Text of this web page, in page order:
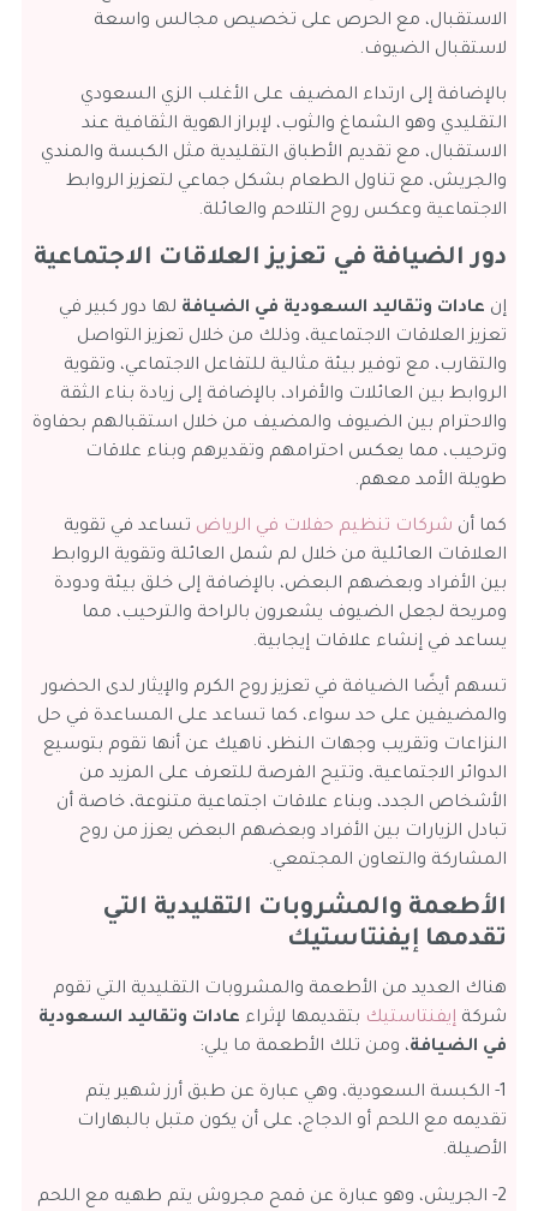
الاستقبال، مع الحرص على تخصيص مجالس واسعة
لاستقبال الضيوف.
بالإضافة إلى ارتداء المضيف على الأغلب الزي السعودي
التقليدي وهو الشماغ والثوب، لإبراز الهوية الثقافية عند
الاستقبال، مع تقديم الأطباق التقليدية مثل الكبسة والمندي
والجريش، مع تناول الطعام بشكل جماعي لتعزيز الروابط
الاجتماعية وعكس روح التلاحم والعائلة.
دور الضيافة في تعزيز العلاقات الاجتماعية
إنعادات وتقاليد السعودية في الضيافةلها دور كبير في
تعزيز العلاقات الاجتماعية، وذلك من خلال تعزيز التواصل
والتقارب، مع توفير بيئة مثالية للتفاعل الاجتماعي، وتقوية
الروابط بين العائلات والأفراد، بالإضافة إلى زيادة بناء الثقة
والاحترام بين الضيوف والمضيف من خلال استقبالهم بحفاوة
وترحيب، مما يعكس احترامهم وتقديرهم وبناء علاقات
طويلة الأمد معهم.
كما أنشركات تنظيم حفلات في الرياضتساعد في تقوية
العلاقات العائلية من خلال لم شمل العائلة وتقوية الروابط
بين الأفراد وبعضهم البعض، بالإضافة إلى خلق بيئة ودودة
ومريحة لجعل الضيوف يشعرون بالراحة والترحيب، مما
يساعد في إنشاء علاقات إيجابية.
تسهم أيضًا الضيافة في تعزيز روح الكرم والإيثار لدى الحضور
والمضيفين على حد سواء، كما تساعد على المساعدة في حل
النزاعات وتقريب وجهات النظر، ناهيك عن أنها تقوم بتوسيع
الدوائر الاجتماعية، وتتيح الفرصة للتعرف على المزيد من
الأشخاص الجدد، وبناء علاقات اجتماعية متنوعة، خاصة أن
تبادل الزيارات بين الأفراد وبعضهم البعض يعزز من روح
المشاركة والتعاون المجتمعي.
الأطعمة والمشروبات التقليدية التي
تقدمها إيفنتاستيك
هناك العديد من الأطعمة والمشروبات التقليدية التي تقوم
شركةإيفنتاستيكبتقديمها لإثراءعادات وتقاليد السعودية
في الضيافة، ومن تلك الأطعمة ما يلي:
1- الكبسة السعودية، وهي عبارة عن طبق أرز شهير يتم
تقديمه مع اللحم أو الدجاج، على أن يكون متبل بالبهارات
الأصيلة.
2- الجريش، وهو عبارة عن قمح مجروش يتم طهيه مع اللحم